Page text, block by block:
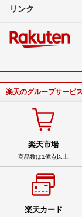
リンク
楽天のグループサービス
楽天市場
商品数は1億点以上
楽天カード